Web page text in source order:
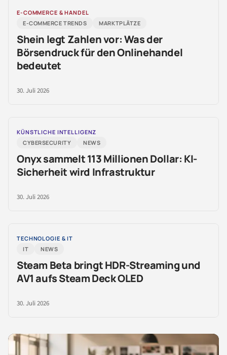
E-COMMERCE & HANDEL
E-COMMERCE TRENDS
MARKTPLÄTZE
Shein legt Zahlen vor: Was der
Börsendruck für den Onlinehandel
bedeutet
30. Juli 2026
KÜNSTLICHE INTELLIGENZ
CYBERSECURITY
NEWS
Onyx sammelt 113 Millionen Dollar: KI-
Sicherheit wird Infrastruktur
30. Juli 2026
TECHNOLOGIE & IT
IT
NEWS
Steam Beta bringt HDR-Streaming und
AV1 aufs Steam Deck OLED
30. Juli 2026